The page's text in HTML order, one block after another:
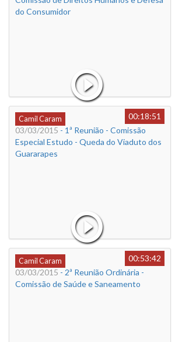
do Consumidor
Camil Caram
00:18:51
03/03/2015 - 1ª Reunião - Comissão
Especial Estudo - Queda do Viaduto dos
Guararapes
Camil Caram
00:53:42
03/03/2015 - 2ª Reunião Ordinária -
Comissão de Saúde e Saneamento